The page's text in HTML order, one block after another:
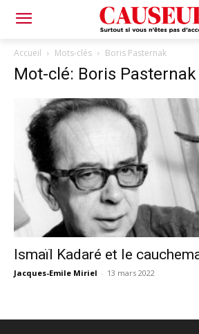
Accueil Mots-clés Boris Pasternak
Mot-clé: Boris Pasternak
Ismaïl Kadaré et le
Jacques-Emile Miriel - 13 mars 2022